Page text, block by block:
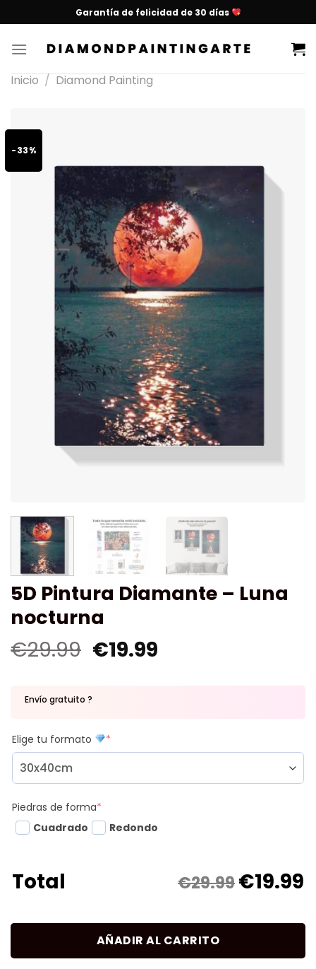
Garantía de felicidad de 30 días
Inicio / Diamond Painting
-33%
5D Pintura Diamante – Luna
nocturna
€29.99 €19.99
Envío gratuito ?
Elige tu formato *
Piedras de forma*
Cuadrado
Redondo
Total €29.99€19.99
AÑADIR AL CARRITO